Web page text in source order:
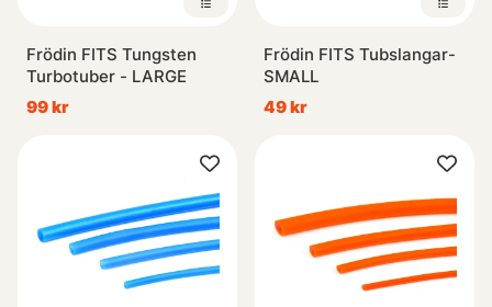
Frödin FITS Tungsten
Turbotuber - LARGE
99 kr
Frödin FITS Tubslangar-
SMALL
49 kr